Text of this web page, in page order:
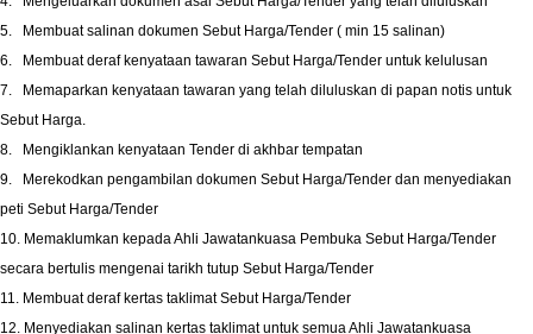
5.
Membuat salinan dokumen Sebut Harga/Tender ( min 15 salinan)
6.
Membuat deraf kenyataan tawaran Sebut Harga/Tender untuk kelulusan
7.
Memaparkan kenyataan tawaran yang telah diluluskan di papan notis untuk
Sebut Harga.
8.
Mengiklankan kenyataan Tender di akhbar tempatan
9.
Merekodkan pengambilan dokumen Sebut Harga/Tender dan menyediakan
peti Sebut Harga/Tender
10. Memaklumkan kepada Ahli Jawatankuasa Pembuka Sebut Harga/Tender
secara bertulis mengenai tarikh tutup Sebut Harga/Tender
11. Membuat deraf kertas taklimat Sebut Harga/Tender
12. Menyediakan salinan kertas taklimat untuk semua Ahli Jawatankuasa